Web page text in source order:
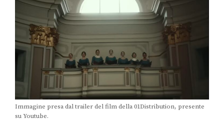
Immagine presa dal trailer del film della 01Distribution, presente
su Youtube.